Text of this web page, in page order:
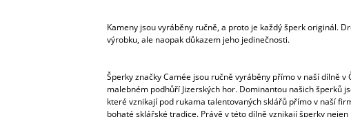
Kameny jsou vyráběny ručně, a proto je každý šperk originál.
výrobku, ale naopak důkazem jeho jedinečnosti.
Šperky značky Camée jsou ručně vyráběny přímo v naší dílně v
malebném podhůří Jizerských hor. Dominantou našich šperků
které vznikají pod rukama talentovaných sklářů přímo v naší
bohaté sklářské tradice. Právě v této dílně vznikají šperky